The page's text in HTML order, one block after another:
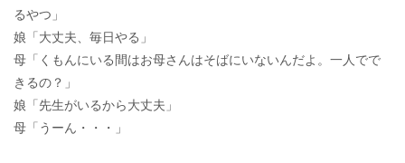
るやつ」
娘「大丈夫、毎日やる」
母「くもんにいる間はお母さんはそばにいないんだよ。一人でで
きるの？」
娘「先生がいるから大丈夫」
母「うーん・・・」